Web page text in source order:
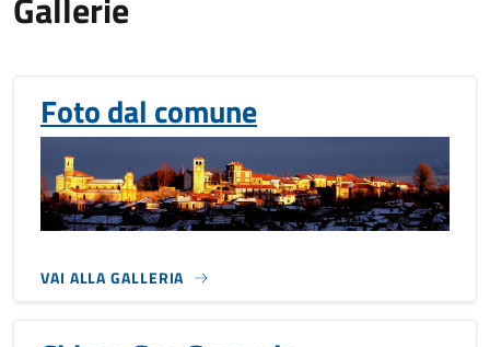
Foto dal comune
VAI ALLA GALLERIA